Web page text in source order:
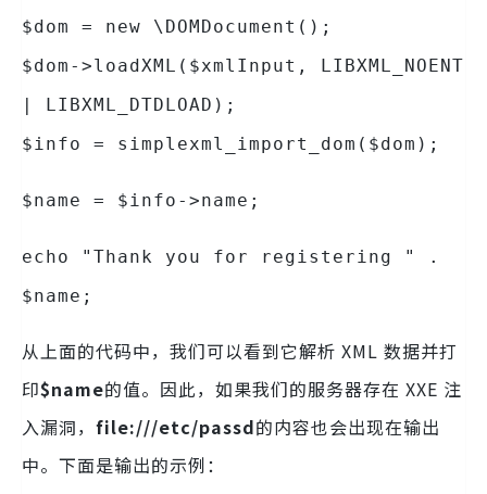
$dom = new \DOMDocument();
$dom->loadXML($xmlInput, LIBXML_NOENT
| LIBXML_DTDLOAD);
$info = simplexml_import_dom($dom);
$name = $info->name;
echo "Thank you for registering " .
$name;
从上面的代码中，我们可以看到它解析 XML 数据并打
印$name的值。因此，如果我们的服务器存在 XXE 注
入漏洞， file:///etc/passd的内容也会出现在输出
中。下面是输出的示例：